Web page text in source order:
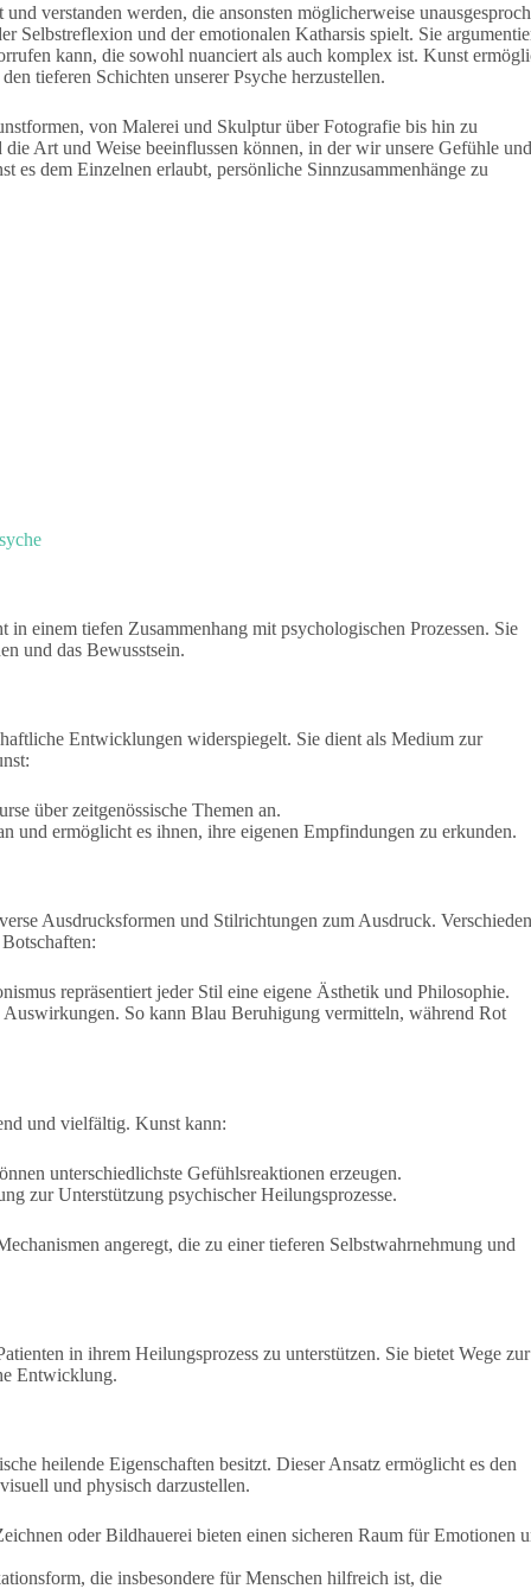
verstanden werden, die ansonsten möglicherweise
Selbstreflexion und der emotionalen Katharsis spielt. Sie
kann, die sowohl nuanciert als auch komplex ist. Kunst
tieferen Schichten unserer Psyche herzustellen.
von Malerei und Skulptur über Fotografie bis hin zu
Art und Weise beeinflussen können, in der wir unsere Gefühle und
es dem Einzelnen erlaubt, persönliche Sinnzusammenhänge zu
einem tiefen Zusammenhang mit psychologischen Prozessen. Sie
und das Bewusstsein.
Entwicklungen widerspiegelt. Sie dient als Medium zur
über zeitgenössische Themen an.
und ermöglicht es ihnen, ihre eigenen Empfindungen zu erkunden.
Ausdrucksformen und Stilrichtungen zum Ausdruck.
repräsentiert jeder Stil eine eigene Ästhetik und Philosophie.
So kann Blau Beruhigung vermitteln, während Rot
und vielfältig. Kunst kann:
unterschiedlichste Gefühlsreaktionen erzeugen.
zur Unterstützung psychischer Heilungsprozesse.
angeregt, die zu einer tieferen Selbstwahrnehmung und
in ihrem Heilungsprozess zu unterstützen. Sie bietet Wege zur
Entwicklung.
heilende Eigenschaften besitzt. Dieser Ansatz ermöglicht es den
und physisch darzustellen.
oder Bildhauerei bieten einen sicheren Raum für Emotionen
die insbesondere für Menschen hilfreich ist, die